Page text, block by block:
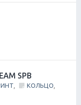
SPB
, КОЛЬЦО,